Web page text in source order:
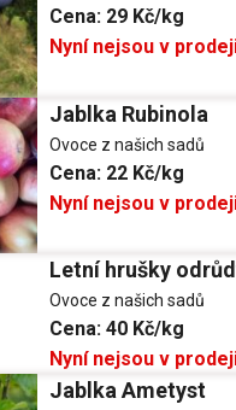
Cena: 29 Kč/kg
Nyní nejsou v
Jablka Rubinola
Ovoce z našich sadů
Cena: 22 Kč/kg
Nyní nejsou v
Letní hrušky
Ovoce z našich sadů
Cena: 40 Kč/kg
Nyní nejsou v
Jablka Ametyst